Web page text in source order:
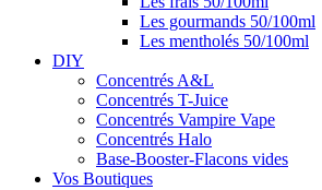
Les gourmands 50/100ml
Les mentholés 50/100ml
DIY
Concentrés A&L
Concentrés T-Juice
Concentrés Vampire Vape
Concentrés Halo
Base-Booster-Flacons vides
Vos Boutiques